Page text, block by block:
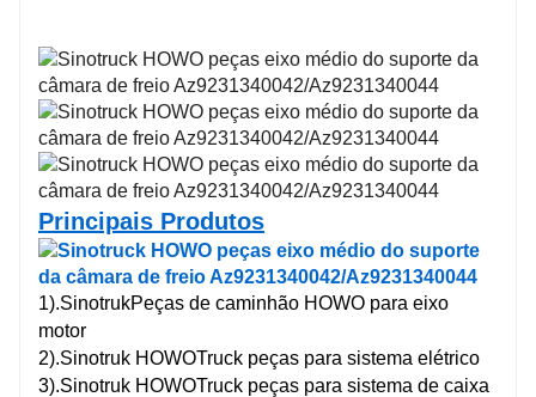
Principais Produtos
1).SinotrukPeças de caminhão HOWO para eixo
motor
2).Sinotruk HOWOTruck peças para sistema elétrico
3).Sinotruk HOWOTruck peças para sistema de caixa